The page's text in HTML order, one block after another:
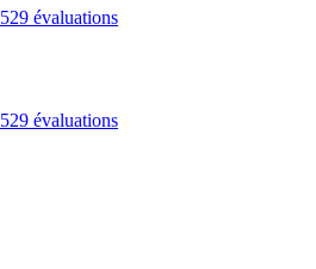
529 évaluations
529 évaluations